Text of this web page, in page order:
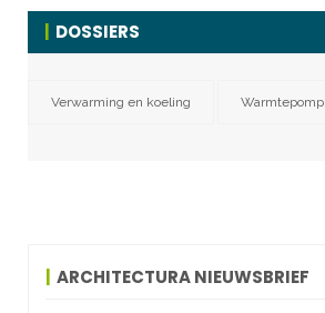
DOSSIERS
Verwarming en koeling Warmtepomp
ARCHITECTURA NIEUWSBRIEF